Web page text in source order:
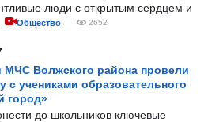
люди с открытым сердцем и
Общество 2652
МЧС Волжского района провели
с учениками образовательного
город»
до школьников ключевые